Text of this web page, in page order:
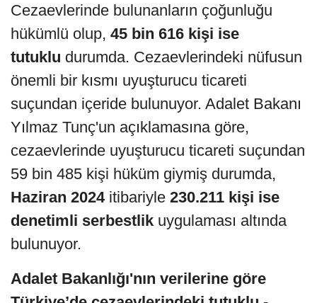
Cezaevlerinde bulunanların çoğunluğu
hükümlü olup, 45 bin 616 kişi ise
tutuklu durumda. Cezaevlerindeki nüfusun
önemli bir kısmı uyuşturucu ticareti
suçundan içeride bulunuyor. Adalet Bakanı
Yılmaz Tunç'un açıklamasına göre,
cezaevlerinde uyuşturucu ticareti suçundan
59 bin 485 kişi hüküm giymiş durumda,
Haziran 2024itibariyle 230.211 kişi ise
denetimli serbestlik uygulaması altında
bulunuyor.
Adalet Bakanlığı'nın verilerine göre